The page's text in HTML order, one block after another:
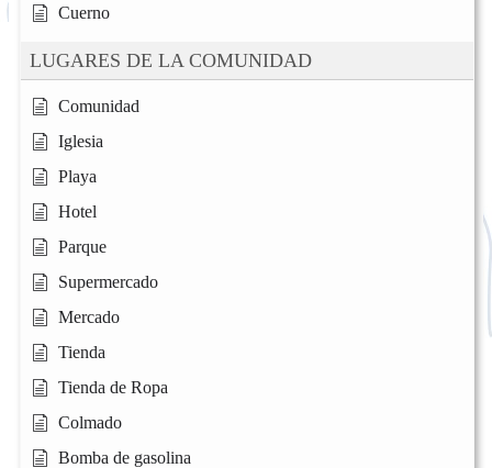
Cuerno
LUGARES DE LA COMUNIDAD
Comunidad
Iglesia
Playa
Hotel
Parque
Supermercado
Mercado
Tienda
Tienda de Ropa
Colmado
Bomba de gasolina